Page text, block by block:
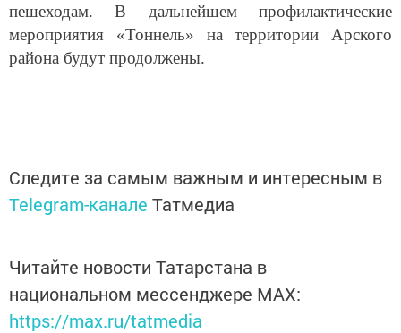
пешеходам. В дальнейшем профилактические
мероприятия «Тоннель» на территории Арского
района будут продолжены.
Следите за самым важным и интересным в
Telegram-канале Татмедиа
Читайте новости Татарстана в
национальном мессенджере MАХ:
https://max.ru/tatmedia